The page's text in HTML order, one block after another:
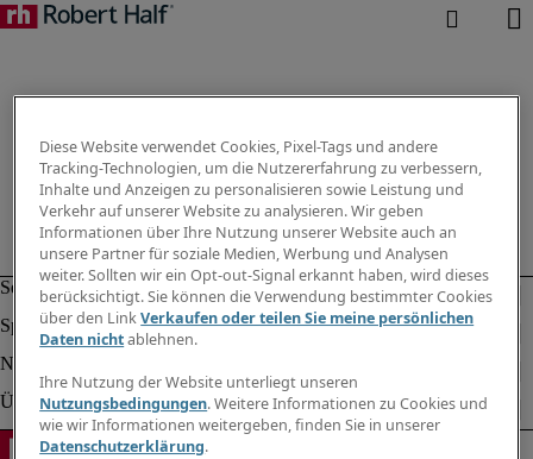
Diese Website verwendet Cookies, Pixel-Tags und andere
Tracking-Technologien, um die Nutzererfahrung zu verbessern,
Inhalte und Anzeigen zu personalisieren sowie Leistung und
Verkehr auf unserer Website zu analysieren. Wir geben
Informationen über Ihre Nutzung unserer Website auch an
unsere Partner für soziale Medien, Werbung und Analysen
weiter. Sollten wir ein Opt-out-Signal erkannt haben, wird dieses
berücksichtigt. Sie können die Verwendung bestimmter Cookies
über den LinkVerkaufen oder teilen Sie meine persönlichen
Daten nichtablehnen.
Ihre Nutzung der Website unterliegt unseren
Nutzungsbedingungen. Weitere Informationen zu Cookies und
wie wir Informationen weitergeben, finden Sie in unserer
Datenschutzerklärung.